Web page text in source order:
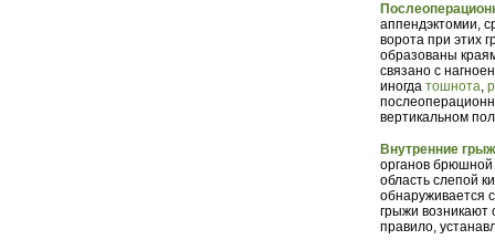
аппендэктомии,
ворота при этих
образованы
связано с
иногда тошнота,
вертикальном
Внутренние
органов брюшной
область слепой
обнаруживается
грыжи возникают
правило,